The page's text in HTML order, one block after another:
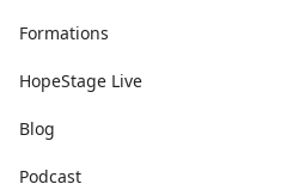
Formations
HopeStage Live
Blog
Podcast